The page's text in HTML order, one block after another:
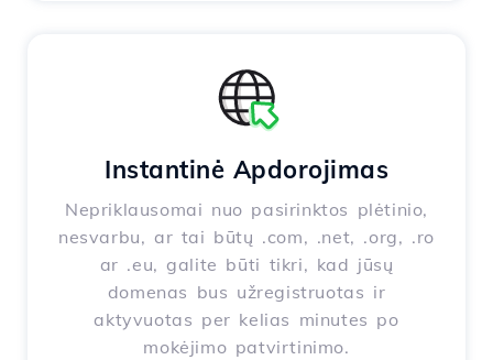
Instantinė Apdorojimas
Nepriklausomai nuo pasirinktos plėtinio,
nesvarbu, ar tai būtų .com, .net, .org, .ro
ar .eu, galite būti tikri, kad jūsų
domenas bus užregistruotas ir
aktyvuotas per kelias minutes po
mokėjimo patvirtinimo.